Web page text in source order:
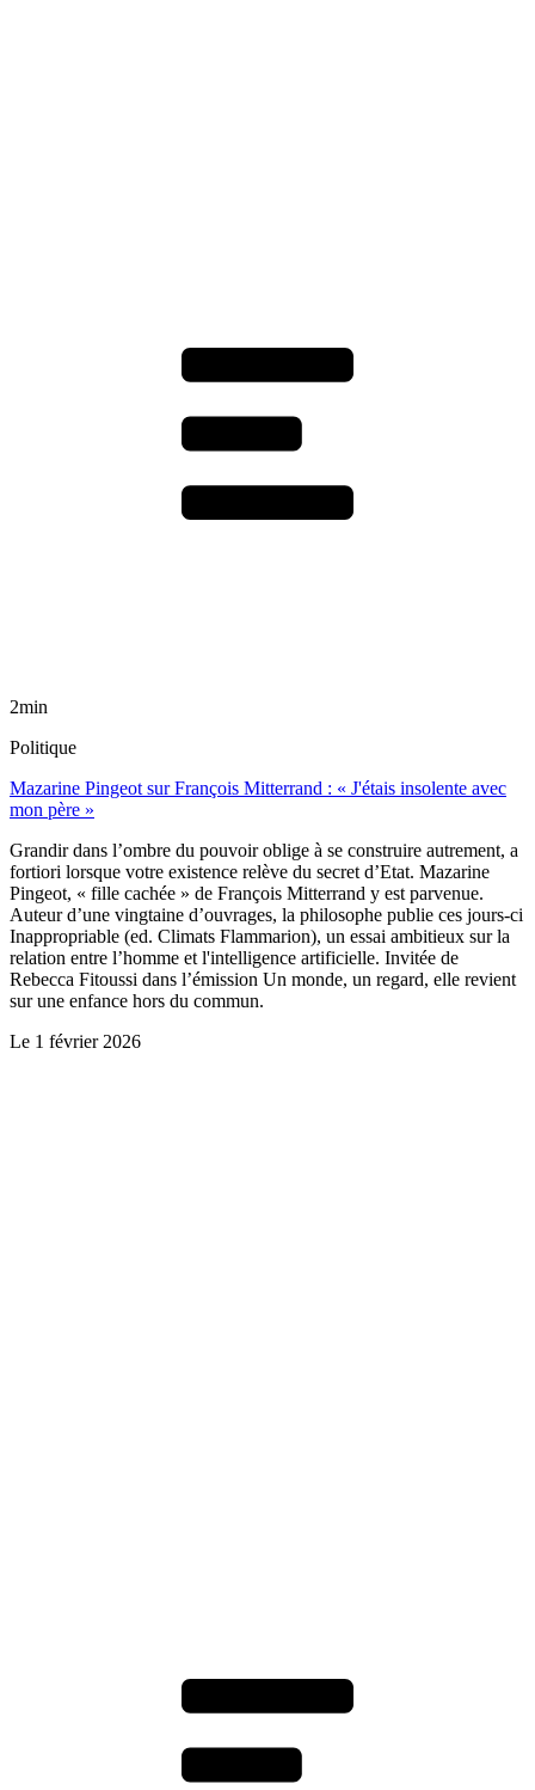
2min
Politique
Mazarine Pingeot sur François Mitterrand : « J'étais insolente avec
mon père »
Grandir dans l’ombre du pouvoir oblige à se construire autrement, a
fortiori lorsque votre existence relève du secret d’Etat. Mazarine
Pingeot, « fille cachée » de François Mitterrand y est parvenue.
Auteur d’une vingtaine d’ouvrages, la philosophe publie ces jours-ci
Inappropriable (ed. Climats Flammarion), un essai ambitieux sur la
relation entre l’homme et l'intelligence artificielle. Invitée de
Rebecca Fitoussi dans l’émission Un monde, un regard, elle revient
sur une enfance hors du commun.
Le 1 février 2026